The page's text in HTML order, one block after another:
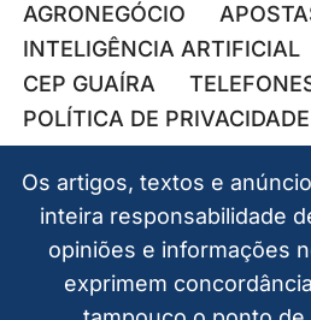
AGRONEGÓCIO
INTELIGÊNCIA ARTIFICIAL
CEP GUAÍRA
POLÍTICA DE PRIVACIDADE
Os artigos, textos e
inteira responsabilidade
opiniões e informações
exprimem